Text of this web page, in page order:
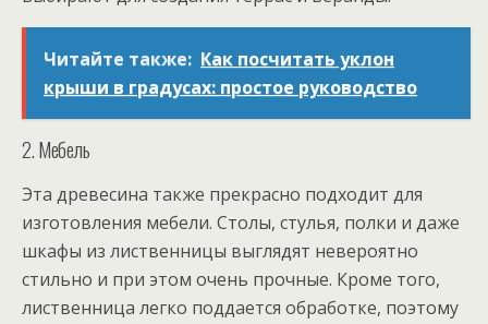
Читайте также: Как посчитать уклон
крыши в градусах: простое руководство
2. Мебель
Эта древесина также прекрасно подходит для
изготовления мебели. Столы, стулья, полки и даже
шкафы из лиственницы выглядят невероятно
стильно и при этом очень прочные. Кроме того,
лиственница легко поддается обработке, поэтому